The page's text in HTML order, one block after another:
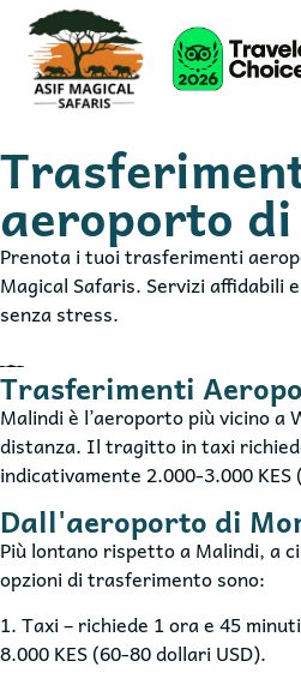
aeroporto
Prenota i tuoi trasferimenti
Magical Safaris. Servizi affidabili
senza stress.
Trasferimenti
Malindi è l’aeroporto più vicino a
distanza. Il tragitto in taxi
indicativamente 2.000-3.000 KES
Dall'aeroporto di
Più lontano rispetto a Malindi, a
opzioni di trasferimento sono:
1. Taxi – richiede 1 ora e 45
8.000 KES (60-80 dollari USD).